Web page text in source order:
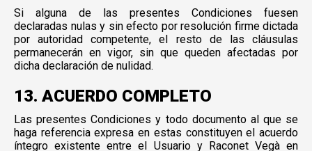
Si alguna de las presentes Condiciones fuesen
declaradas nulas y sin efecto por resolución firme dictada
por autoridad competente, el resto de las cláusulas
permanecerán en vigor, sin que queden afectadas por
dicha declaración de nulidad.
13. ACUERDO COMPLETO
Las presentes Condiciones y todo documento al que se
haga referencia expresa en estas constituyen el acuerdo
íntegro existente entre el Usuario y Raconet Vegà en